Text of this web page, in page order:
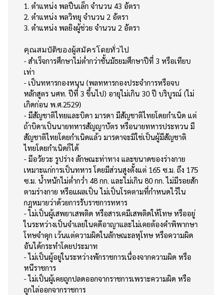
1. ตำแหน่ง พลปืนเล็ก จำนวน 43 อัตรา
2. ตำแหน่ง พลวิทยุ จำนวน 2 อัตรา
3. ตำแหน่ง พลยิงผู้ช่วย จำนวน 2 อัตรา
คุณสมบัติของผู้สมัครโดยทั่วไป
- สำเร็จการศึกษาไม่ต่ำกว่าชั้นมัธยมศึกษาปีที่ 3 หรือเทียบ
เท่า
- เป็นทหารกองหนุน (พลทหารกองประจำการหรือจบ
หลักสูตร นศท. ปีที่ 3 ขึ้นไป) อายุไม่เกิน 30 ปี บริบูรณ์ (ไม่
เกิดก่อน พ.ศ.2529)
- มีสัญชาติไทยและบิดา มารดา มีสัญชาติไทยโดยกำเนิด แต่
ถ้าบิดาเป็นนายทหารสัญญาบัตร หรือนายทหารประทวน มี
สัญชาติไทยโดยกำเนิดแล้ว มารดาจะมิใช่เป็นผู้มีสัญชาติ
ไทยโดยกำเนิดก็ได้
- มีอวัยวะ รูปร่าง ลักษณะท่าทาง และขนาดของร่างกาย
เหมาะแก่การเป็นทหาร โดยมีส่วนสูงตั้งแต่ 165 ซ.ม. ถึง 175
ซ.ม. น้ำหนักไม่ต่ำกว่ำ 48 กก. และไม่เกิน 80 กก. ไม่มีรอยสัก
ตามร่างกาย หรือแผลเป็น ไม่เป็นโรคตามที่กำหนดไว้ใน
กฎหมายว่าด้วยการรับราชการทหาร
- ไม่เป็นผู้เสพยาเสพติด หรือสารเคมีเสพติดให้โทษ หรืออยู่
ในระหว่างเป็นจำเลยในคดีอาญาและไม่เคยต้องคำพิพากษา
โทษจำคุก เว้นแต่ความผิดในลักษณะลหุโทษ หรือความผิด
อันได้กระทำโดยประมาท
- ไม่เป็นผู้อยู่ในระหว่างพักราชการเนื่องจากความผิด หรือ
หนีราชการ
- ไม่เป็นผู้เคยถูกปลดออกจากราชการเพราะความผิด หรือ
ถูกไล่ออกจากราชการ